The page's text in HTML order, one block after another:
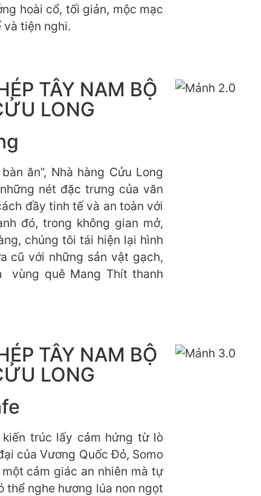
hoài cổ, tối giản, mộc mạc
và tiện nghi.
TÂY NAM BỘ
LONG
ăn”, Nhà hàng Cửu Long
nét đặc trưng của văn
đầy tinh tế và an toàn với
đó, trong không gian mở,
chúng tôi tái hiện lại hình
cũ với những sản vật gạch,
vùng quê Mang Thít thanh
TÂY NAM BỘ
LONG
trúc lấy cảm hứng từ lò
của Vương Quốc Đỏ, Somo
cảm giác an nhiên mà tự
thể nghe hương lúa non ngọt